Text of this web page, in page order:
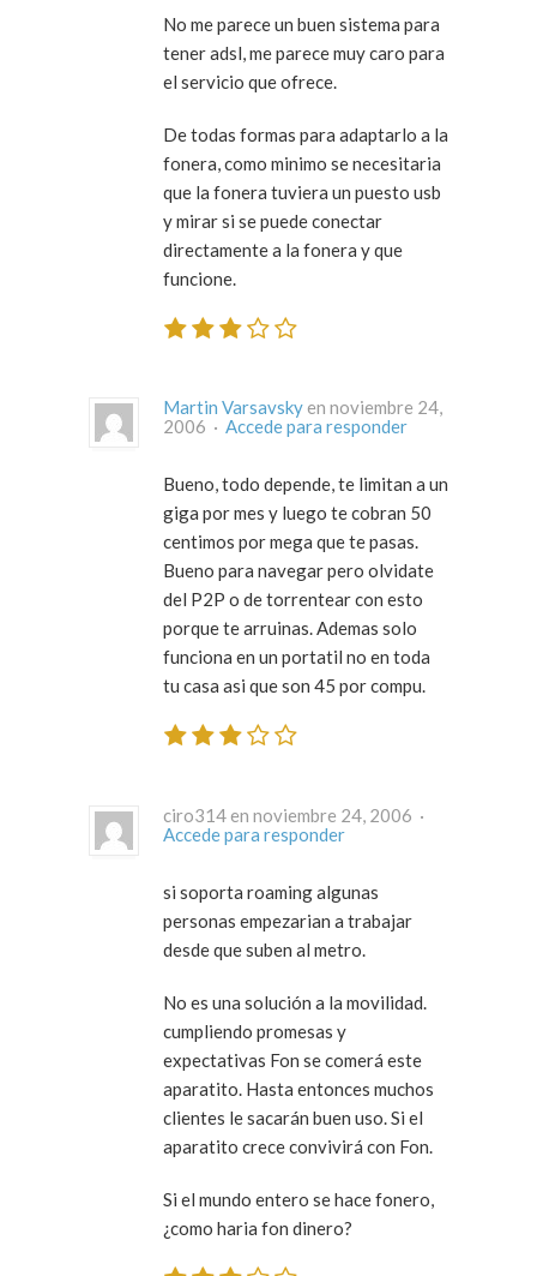
No me parece un buen sistema para
tener adsl, me parece muy caro para
el servicio que ofrece.
De todas formas para adaptarlo a la
fonera, como minimo se necesitaria
que la fonera tuviera un puesto usb
y mirar si se puede conectar
directamente a la fonera y que
funcione.
Martin Varsavsky en noviembre 24,
2006 · Accede para responder
Bueno, todo depende, te limitan a un
giga por mes y luego te cobran 50
centimos por mega que te pasas.
Bueno para navegar pero olvidate
del P2P o de torrentear con esto
porque te arruinas. Ademas solo
funciona en un portatil no en toda
tu casa asi que son 45 por compu.
ciro314 en noviembre 24, 2006 ·
Accede para responder
si soporta roaming algunas
personas empezarian a trabajar
desde que suben al metro.
No es una solución a la movilidad.
cumpliendo promesas y
expectativas Fon se comerá este
aparatito. Hasta entonces muchos
clientes le sacarán buen uso. Si el
aparatito crece convivirá con Fon.
Si el mundo entero se hace fonero,
¿como haria fon dinero?